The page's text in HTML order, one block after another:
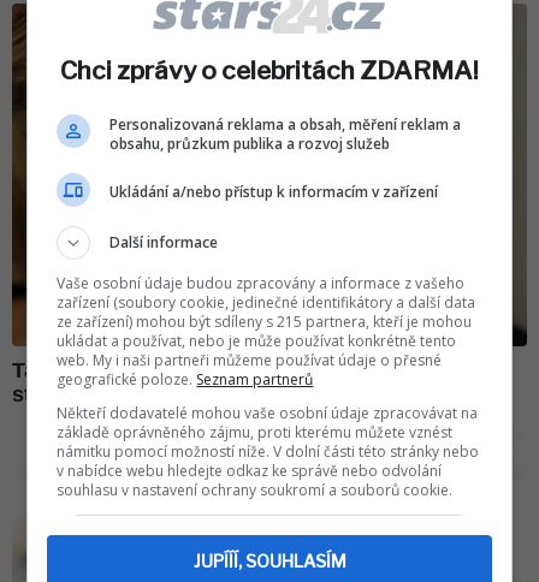
Chci zprávy o celebritách ZDARMA!
Personalizovaná reklama a obsah, měření reklam a
obsahu, průzkum publika a rozvoj služeb
Ukládání a/nebo přístup k informacím v zařízení
Další informace
Vaše osobní údaje budou zpracovány a informace z vašeho
zařízení (soubory cookie, jedinečné identifikátory a další data
ze zařízení) mohou být sdíleny s 215 partnera, kteří je mohou
ukládat a používat, nebo je může používat konkrétně tento
web. My i naši partneři můžeme používat údaje o přesné
geografické poloze. Seznam partnerů
Někteří dodavatelé mohou vaše osobní údaje zpracovávat na
základě oprávněného zájmu, proti kterému můžete vznést
námitku pomocí možností níže. V dolní části této stránky nebo
v nabídce webu hledejte odkaz ke správě nebo odvolání
souhlasu v nastavení ochrany soukromí a souborů cookie.
JUPÍÍÍ, SOUHLASÍM